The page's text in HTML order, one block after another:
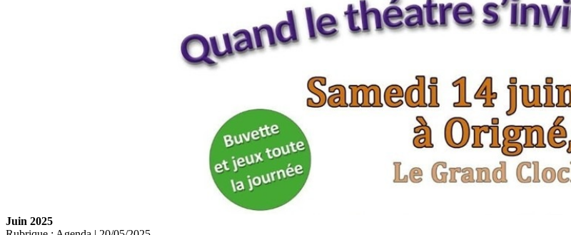
Juin 2025